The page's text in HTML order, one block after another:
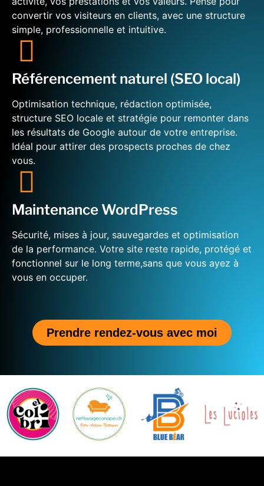
convertir vos visiteurs en clients, avec une structure
simple, professionnelle et intuitive.
Référencement naturel (SEO local)
Optimisation technique, rédaction optimisée,
structure SEO locale et stratégie pour remonter dans
les résultats de Google autour de votre entreprise.
Idéal pour attirer des prospects proches de chez
vous.
Maintenance WordPress
Sécurité, mises à jour, sauvegardes et optimisation
de la performance. Votre site reste rapide, protégé et
fonctionnel sur le long terme,sans que vous ayez à
vous en occuper.
Prendre rendez-vous avec moi